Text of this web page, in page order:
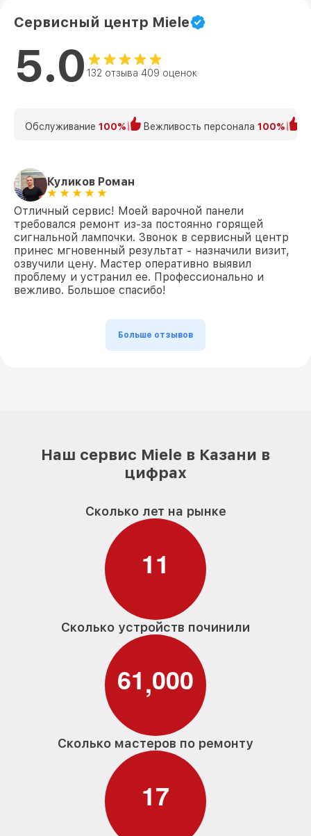
Сервисный центр Miele
5.0 132 отзыва 409 оценок
Обслуживание 100% Вежливость персонала 100%
Куликов Роман
Отличный сервис! Моей варочной панели
требовался ремонт из-за постоянно горящей
сигнальной лампочки. Звонок в сервисный центр
принес мгновенный результат - назначили визит,
озвучили цену. Мастер оперативно выявил
проблему и устранил ее. Профессионально и
вежливо. Большое спасибо!
Больше отзывов
Наш сервис Miele в Казани в
цифрах
Сколько лет на рынке
11
Сколько устройств починили
61,000
Сколько мастеров по ремонту
17